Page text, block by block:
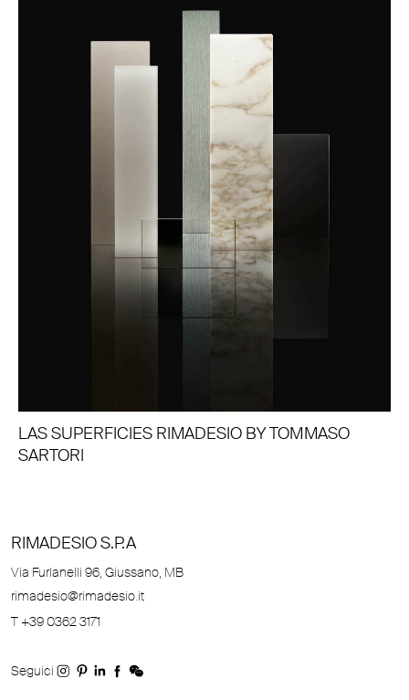
LAS SUPERFICIES RIMADESIO BY TOMMASO
SARTORI
RIMADESIO S.P.A
Via Furlanelli 96, Giussano, MB
rimadesio@rimadesio.it
T +39 0362 3171
Seguici